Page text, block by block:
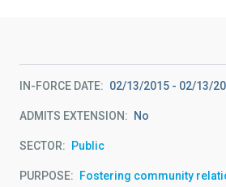
IN-FORCE DATE 02/13/2015 - 02/13/
ADMITS EXTENSION No
SECTOR Public
PURPOSE Fostering community